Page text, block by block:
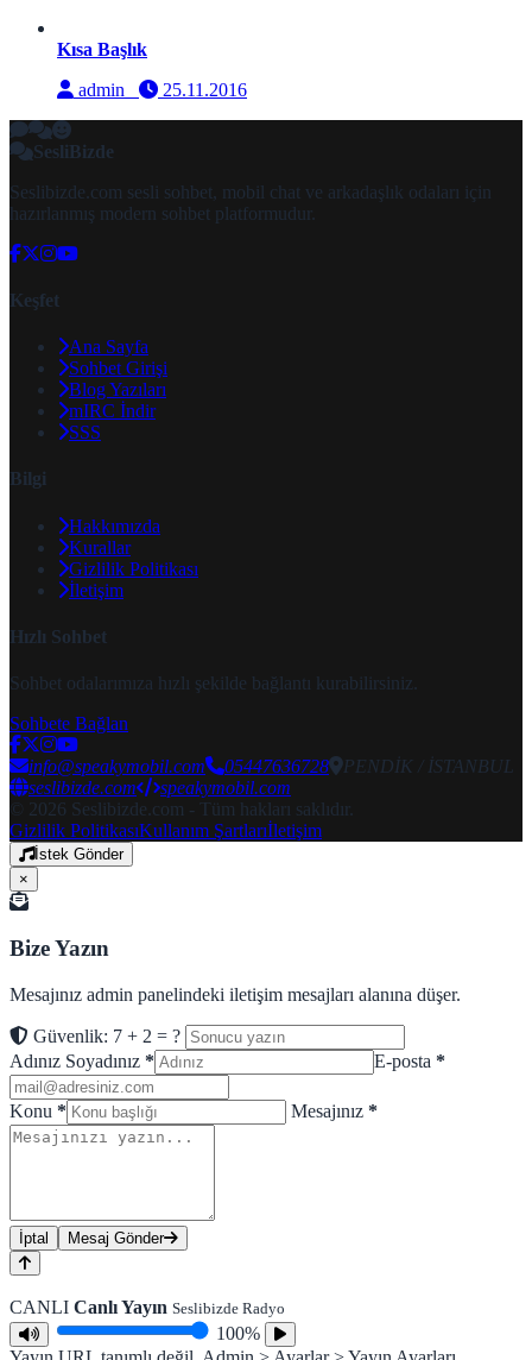
Kısa Başlık
admin
25.11.2016
SesliBizde
Seslibizde.com sesli sohbet, mobil chat ve arkadaşlık odaları için
hazırlanmış modern sohbet platformudur.
Keşfet
Ana Sayfa
Sohbet Girişi
Blog Yazıları
mIRC İndir
SSS
Bilgi
Hakkımızda
Kurallar
Gizlilik Politikası
İletişim
Hızlı Sohbet
Sohbet odalarımıza hızlı şekilde bağlantı kurabilirsiniz.
Sohbete Bağlan
info@speakymobil.com 05447636728
PENDİK / İSTANBUL
seslibizde.com
speakymobil.com
© 2026 Seslibizde.com - Tüm hakları saklıdır.
Gizlilik PolitikasıKullanım Şartlarıİletişim
İstek Gönder
×
Bize Yazın
Mesajınız admin panelindeki iletişim mesajları alanına düşer.
Güvenlik: 7 + 2 = ?
Adınız Soyadınız * E-posta *
Konu * Mesajınız *
İptal Mesaj Gönder
CANLI Canlı Yayın Seslibizde Radyo
100%